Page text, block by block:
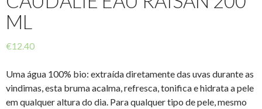
ML
€12.40
Uma água 100% bio: extraída diretamente das uvas durante as
vindimas, esta bruma acalma, refresca, tonifica e hidrata a pele
em qualquer altura do dia. Para qualquer tipo de pele, mesmo